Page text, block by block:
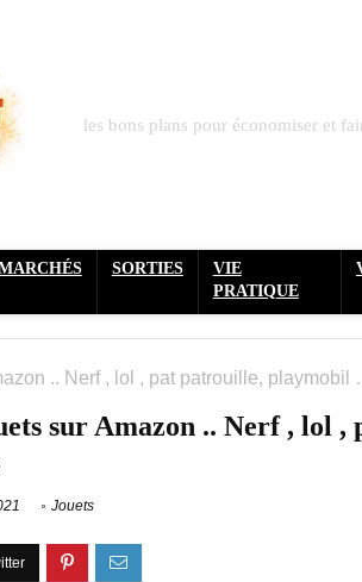
les bons plans pour économiser et
SORTIES
VIE
PRATIQUE
.. Nerf , lol , pat patrouille, playmobil
sur Amazon .. Nerf , lol ,
Jouets